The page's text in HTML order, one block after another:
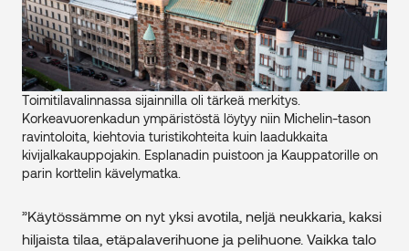
Toimitilavalinnassa sijainnilla oli tärkeä merkitys.
Korkeavuorenkadun ympäristöstä löytyy niin Michelin-tason
ravintoloita, kiehtovia turistikohteita kuin laadukkaita
kivijalkakauppojakin. Esplanadin puistoon ja Kauppatorille on
parin korttelin kävelymatka.
”Käytössämme on nyt yksi avotila, neljä neukkaria, kaksi
hiljaista tilaa, etäpalaverihuone ja pelihuone. Vaikka talo